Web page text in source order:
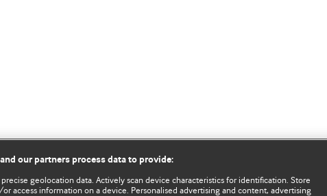
and our partners process data to provide:
precise geolocation data. Actively scan device characteristics for identification. Store
access information on a device. Personalised advertising and content, advertising